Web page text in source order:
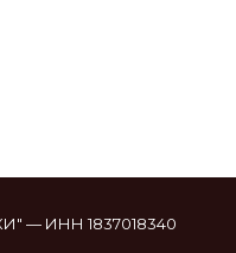
— ИНН 1837018340